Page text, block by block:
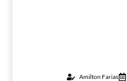
Amilton Farias